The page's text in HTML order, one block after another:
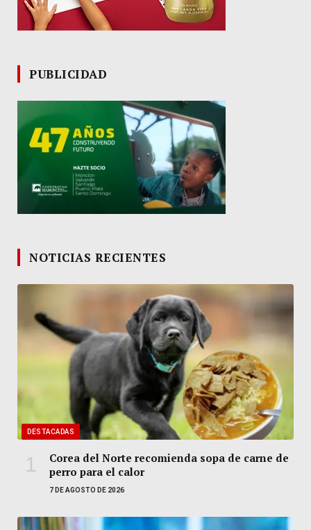
PUBLICIDAD
NOTICIAS RECIENTES
DESTACADAS
Corea del Norte recomienda sopa de carne de
perro para el calor
7 DE AGOSTO DE 2026